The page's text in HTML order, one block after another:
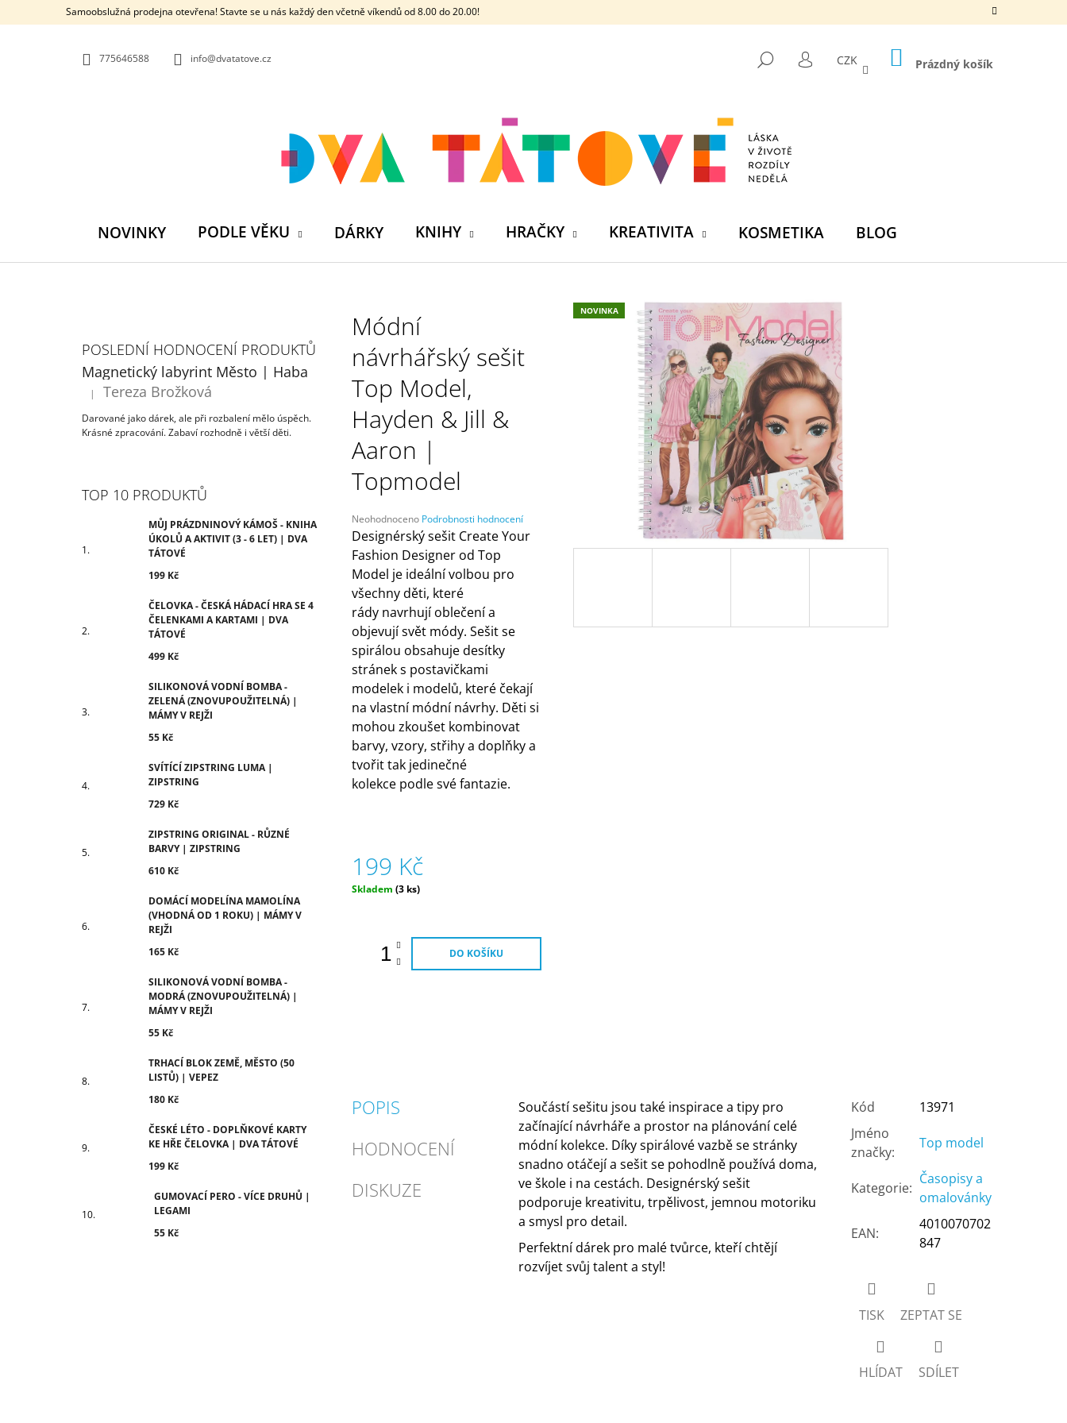
Samoobslužná prodejna otevřena! Stavte se u nás každý den včetně víkendů od 8.00 do 20.00!
775646588 info@dvatatove.cz HLEDAT
PŘIHLÁŠENÍ
CZK NÁKUPNÍ
KOŠÍK
Prázdný košík
NOVINKY PODLE VĚKU DÁRKY KNIHY HRAČKY KREATIVITA KOSMETIKA BLOG
POSLEDNÍ HODNOCENÍ PRODUKTŮ
Magnetický labyrint Město | Haba
Hodnocení produktu je 5 z 5 hvězdiček.
| Tereza Brožková
Darované jako dárek, ale při rozbalení mělo úspěch.
Krásné zpracování. Zabaví rozhodně i větší děti.
TOP 10 PRODUKTŮ
MŮJ PRÁZDNINOVÝ KÁMOŠ - KNIHA
ÚKOLŮ A AKTIVIT (3 - 6 LET) | DVA
TÁTOVÉ
199 Kč
ČELOVKA - ČESKÁ HÁDACÍ HRA SE 4
ČELENKAMI A KARTAMI | DVA
TÁTOVÉ
499 Kč
SILIKONOVÁ VODNÍ BOMBA -
ZELENÁ (ZNOVUPOUŽITELNÁ) |
MÁMY V REJŽI
55 Kč
SVÍTÍCÍ ZIPSTRING LUMA |
ZIPSTRING
729 Kč
ZIPSTRING ORIGINAL - RŮZNÉ
BARVY | ZIPSTRING
610 Kč
DOMÁCÍ MODELÍNA MAMOLÍNA
(VHODNÁ OD 1 ROKU) | MÁMY V
REJŽI
165 Kč
SILIKONOVÁ VODNÍ BOMBA -
MODRÁ (ZNOVUPOUŽITELNÁ) |
MÁMY V REJŽI
55 Kč
TRHACÍ BLOK ZEMĚ, MĚSTO (50
LISTŮ) | VEPEZ
180 Kč
ČESKÉ LÉTO - DOPLŇKOVÉ KARTY
KE HŘE ČELOVKA | DVA TÁTOVÉ
199 Kč
GUMOVACÍ PERO - VÍCE DRUHŮ |
LEGAMI
55 Kč
Módní
návrhářský sešit
Top Model,
Hayden & Jill &
Aaron |
Topmodel
Průměrné
hodnocení
produktu
je
0,0
z
hvězdiček.
Neohodnoceno Podrobnosti hodnocení
NOVINKA
Designérský sešit Create Your
Fashion Designer od Top
Model je ideální volbou pro
všechny děti, které
rády navrhují oblečení a
objevují svět módy. Sešit se
spirálou obsahuje desítky
stránek s postavičkami
modelek i modelů, které čekají
na vlastní módní návrhy. Děti si
mohou zkoušet kombinovat
barvy, vzory, střihy a doplňky a
tvořit tak jedinečné
kolekce podle své fantazie.
199 Kč
Měrná
Skladem (3 ks)
DO KOŠÍKU
POPIS
HODNOCENÍ
DISKUZE
Součástí sešitu jsou také inspirace a tipy pro
začínající návrháře a prostor na plánování celé
módní kolekce. Díky spirálové vazbě se stránky
snadno otáčejí a sešit se pohodlně používá doma,
ve škole i na cestách. Designérský sešit
podporuje kreativitu, trpělivost, jemnou motoriku
a smysl pro detail.
Perfektní dárek pro malé tvůrce, kteří chtějí
rozvíjet svůj talent a styl!
Kód
13971
Jméno
značky:
Top model
Kategorie:
Časopisy a
omalovánky
EAN:
4010070702
847
TISK ZEPTAT SE
HLÍDAT SDÍLET
O
HLEDAT
MŮJ PRÁZDNINOVÝ KÁMOŠ - KNIHA
ÚKOLŮ A AKTIVIT (3 - 6 LET) | DVA
TÁTOVÉ
199 Kč
ČELOVKA - ČESKÁ HÁDACÍ HRA SE 4
ČELENKAMI A KARTAMI | DVA TÁTOVÉ
499 Kč
SILIKONOVÁ VODNÍ BOMBA - ZELENÁ
(ZNOVUPOUŽITELNÁ) | MÁMY V REJŽI
55 Kč